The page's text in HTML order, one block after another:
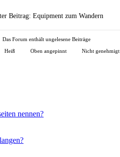
Beitrag: Equipment zum Wandern
Das Forum enthält ungelesene Beiträge
Heiß Oben angepinnt Nicht genehmigt
nennen?